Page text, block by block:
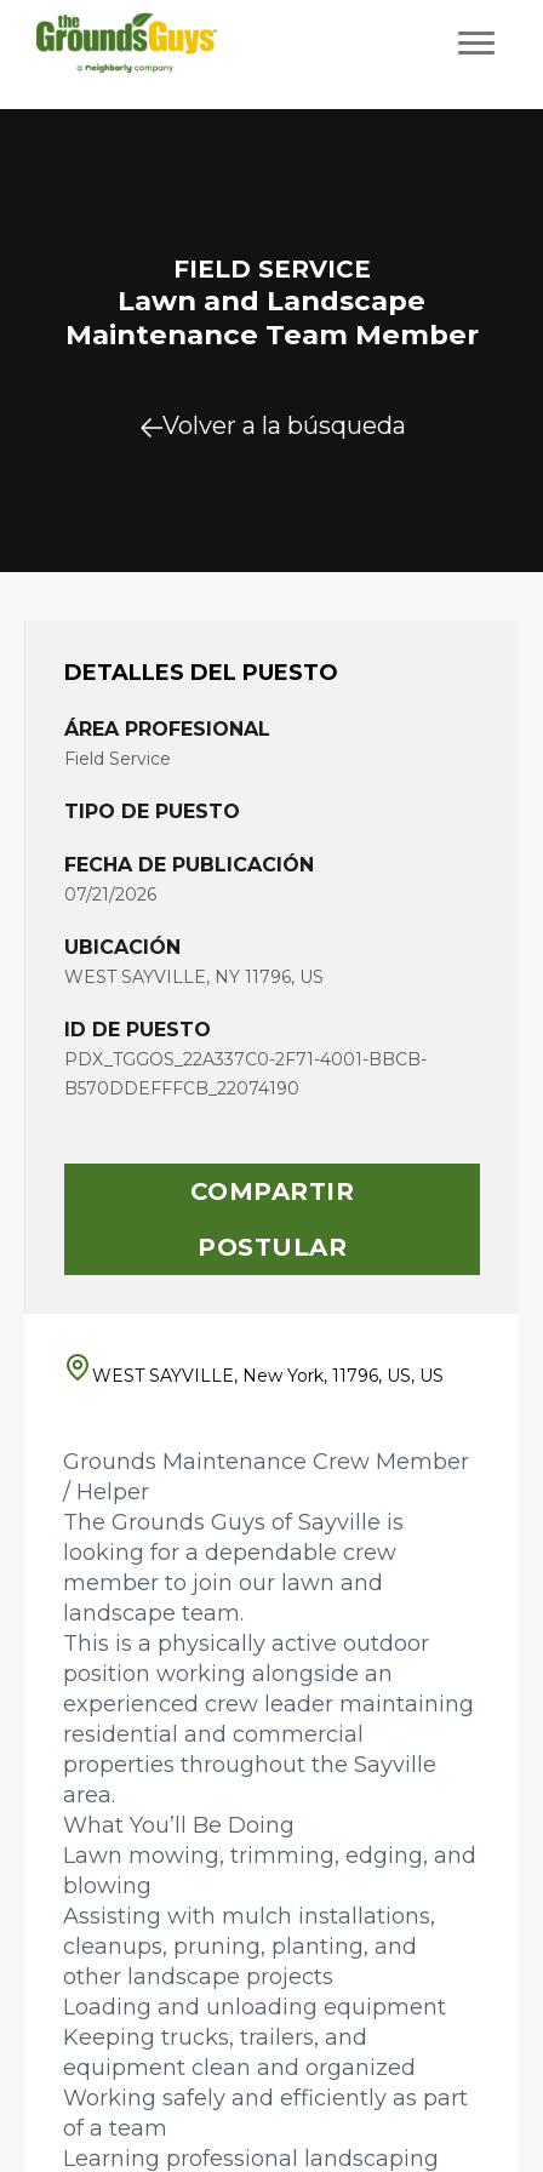
FIELD SERVICE
Lawn and Landscape
Maintenance Team Member
Volver a la búsqueda
DETALLES DEL PUESTO
ÁREA PROFESIONAL
Field Service
TIPO DE PUESTO
FECHA DE PUBLICACIÓN
07/21/2026
UBICACIÓN
WEST SAYVILLE, NY 11796, US
ID DE PUESTO
PDX_TGGOS_22A337C0-2F71-4001-BBCB-
B570DDEFFFCB_22074190
COMPARTIR
POSTULAR
WEST SAYVILLE, New York, 11796, US, US
Grounds Maintenance Crew Member
/ Helper
The Grounds Guys of Sayville is
looking for a dependable crew
member to join our lawn and
landscape team.
This is a physically active outdoor
position working alongside an
experienced crew leader maintaining
residential and commercial
properties throughout the Sayville
area.
What You’ll Be Doing
Lawn mowing, trimming, edging, and
blowing
Assisting with mulch installations,
cleanups, pruning, planting, and
other landscape projects
Loading and unloading equipment
Keeping trucks, trailers, and
equipment clean and organized
Working safely and efficiently as part
of a team
Learning professional landscaping